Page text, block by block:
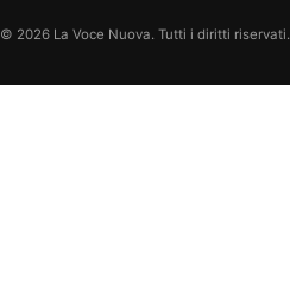
© 2026 La Voce Nuova. Tutti i diritti riservati.